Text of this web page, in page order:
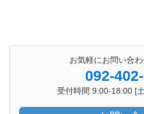
お気軽にお問い合わ
092-
受付時間 9:00-18:00 [